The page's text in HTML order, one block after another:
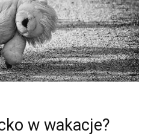
w wakacje?